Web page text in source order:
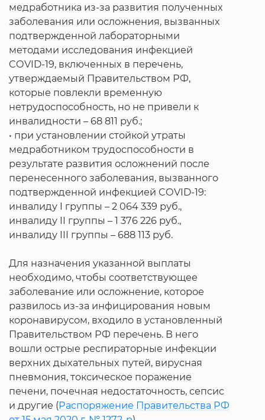
медработника из-за развития полученных
заболевания или осложнения, вызванных
подтвержденной лабораторными
методами исследования инфекцией
COVID-19, включенных в перечень,
утверждаемый Правительством РФ,
которые повлекли временную
нетрудоспособность, но не привели к
инвалидности – 68 811 руб.;
• при установлении стойкой утраты
медработником трудоспособности в
результате развития осложнений после
перенесенного заболевания, вызванного
подтвержденной инфекцией COVID-19:
инвалиду I группы – 2 064 339 руб.,
инвалиду II группы – 1 376 226 руб.,
инвалиду III группы – 688 113 руб.
Для назначения указанной выплаты
необходимо, чтобы соответствующее
заболевание или осложнение, которое
развилось из-за инфицирования новым
коронавирусом, входило в установленный
Правительством РФ перечень. В него
вошли острые респираторные инфекции
верхних дыхательных путей, вирусная
пневмония, токсическое поражение
печени, почечная недостаточность, сепсис
и другие (Распоряжение Правительства РФ